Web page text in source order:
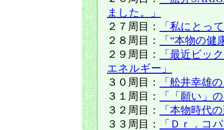
ました。」
２７周目：
「私にとっ
２８周目：
「“本物の
２９周目：
「最近ビッ
エネルギー」
３０周目：
「舩井幸雄
３１周目：
「「願い」
３２周目：
「本物時代
３３周目：
「Ｄｒ．コ